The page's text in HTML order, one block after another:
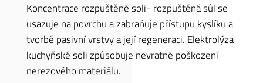
Koncentrace rozpuštěné soli- rozpuštěná sůl se
usazuje na povrchu a zabraňuje přístupu kyslíku a
tvorbě pasivní vrstvy a její regeneraci. Elektrolýza
kuchyňské soli způsobuje nevratné poškození
nerezového materiálu.